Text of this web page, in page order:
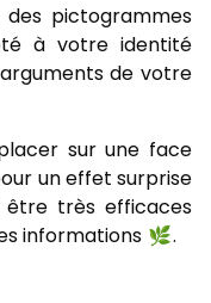
des pictogrammes
à votre identité
de votre
sur une face
un effet surprise
être très efficaces
informations 🌿 .